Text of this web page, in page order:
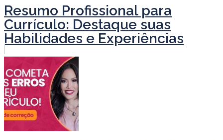
Resumo Profissional para
Currículo: Destaque suas
Habilidades e Experiências